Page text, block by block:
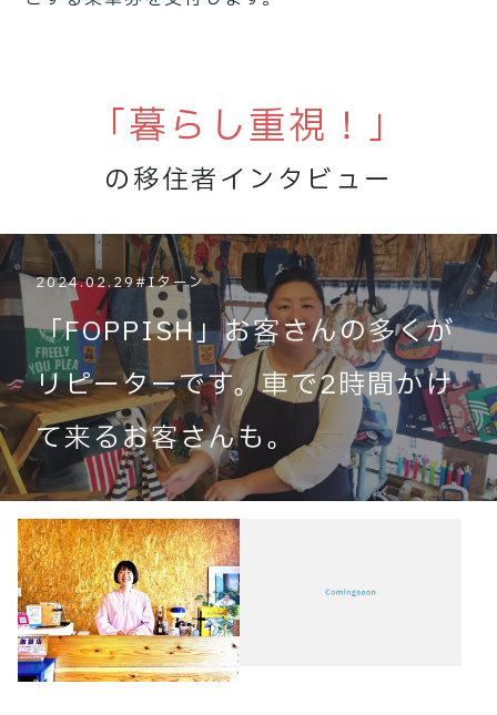
「暮らし重視！」
の移住者インタビュー
2024.02.29#Iターン
「FOPPISH」お客さんの多くが
リピーターです。車で2時間かけ
て来るお客さんも。